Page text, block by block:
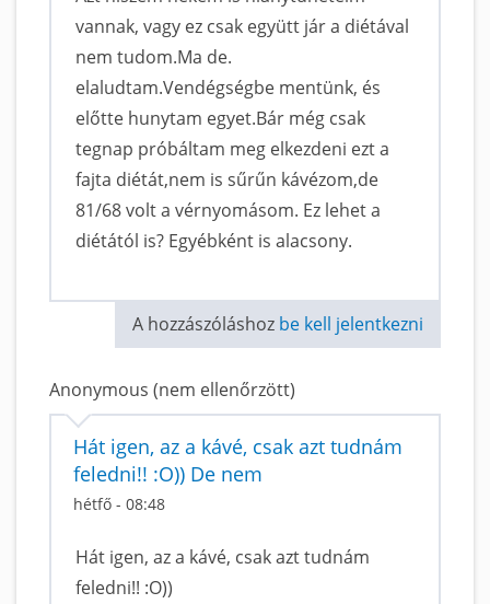
vannak, vagy ez csak együtt jár a diétával
nem tudom.Ma de.
elaludtam.Vendégségbe mentünk, és
előtte hunytam egyet.Bár még csak
tegnap próbáltam meg elkezdeni ezt a
fajta diétát,nem is sűrűn kávézom,de
81/68 volt a vérnyomásom. Ez lehet a
diétától is? Egyébként is alacsony.
A hozzászóláshoz be kell jelentkezni
Anonymous (nem ellenőrzött)
Hát igen, az a kávé, csak azt tudnám
feledni!! :O)) De nem
hétfő - 08:48
Hát igen, az a kávé, csak azt tudnám
feledni!! :O))